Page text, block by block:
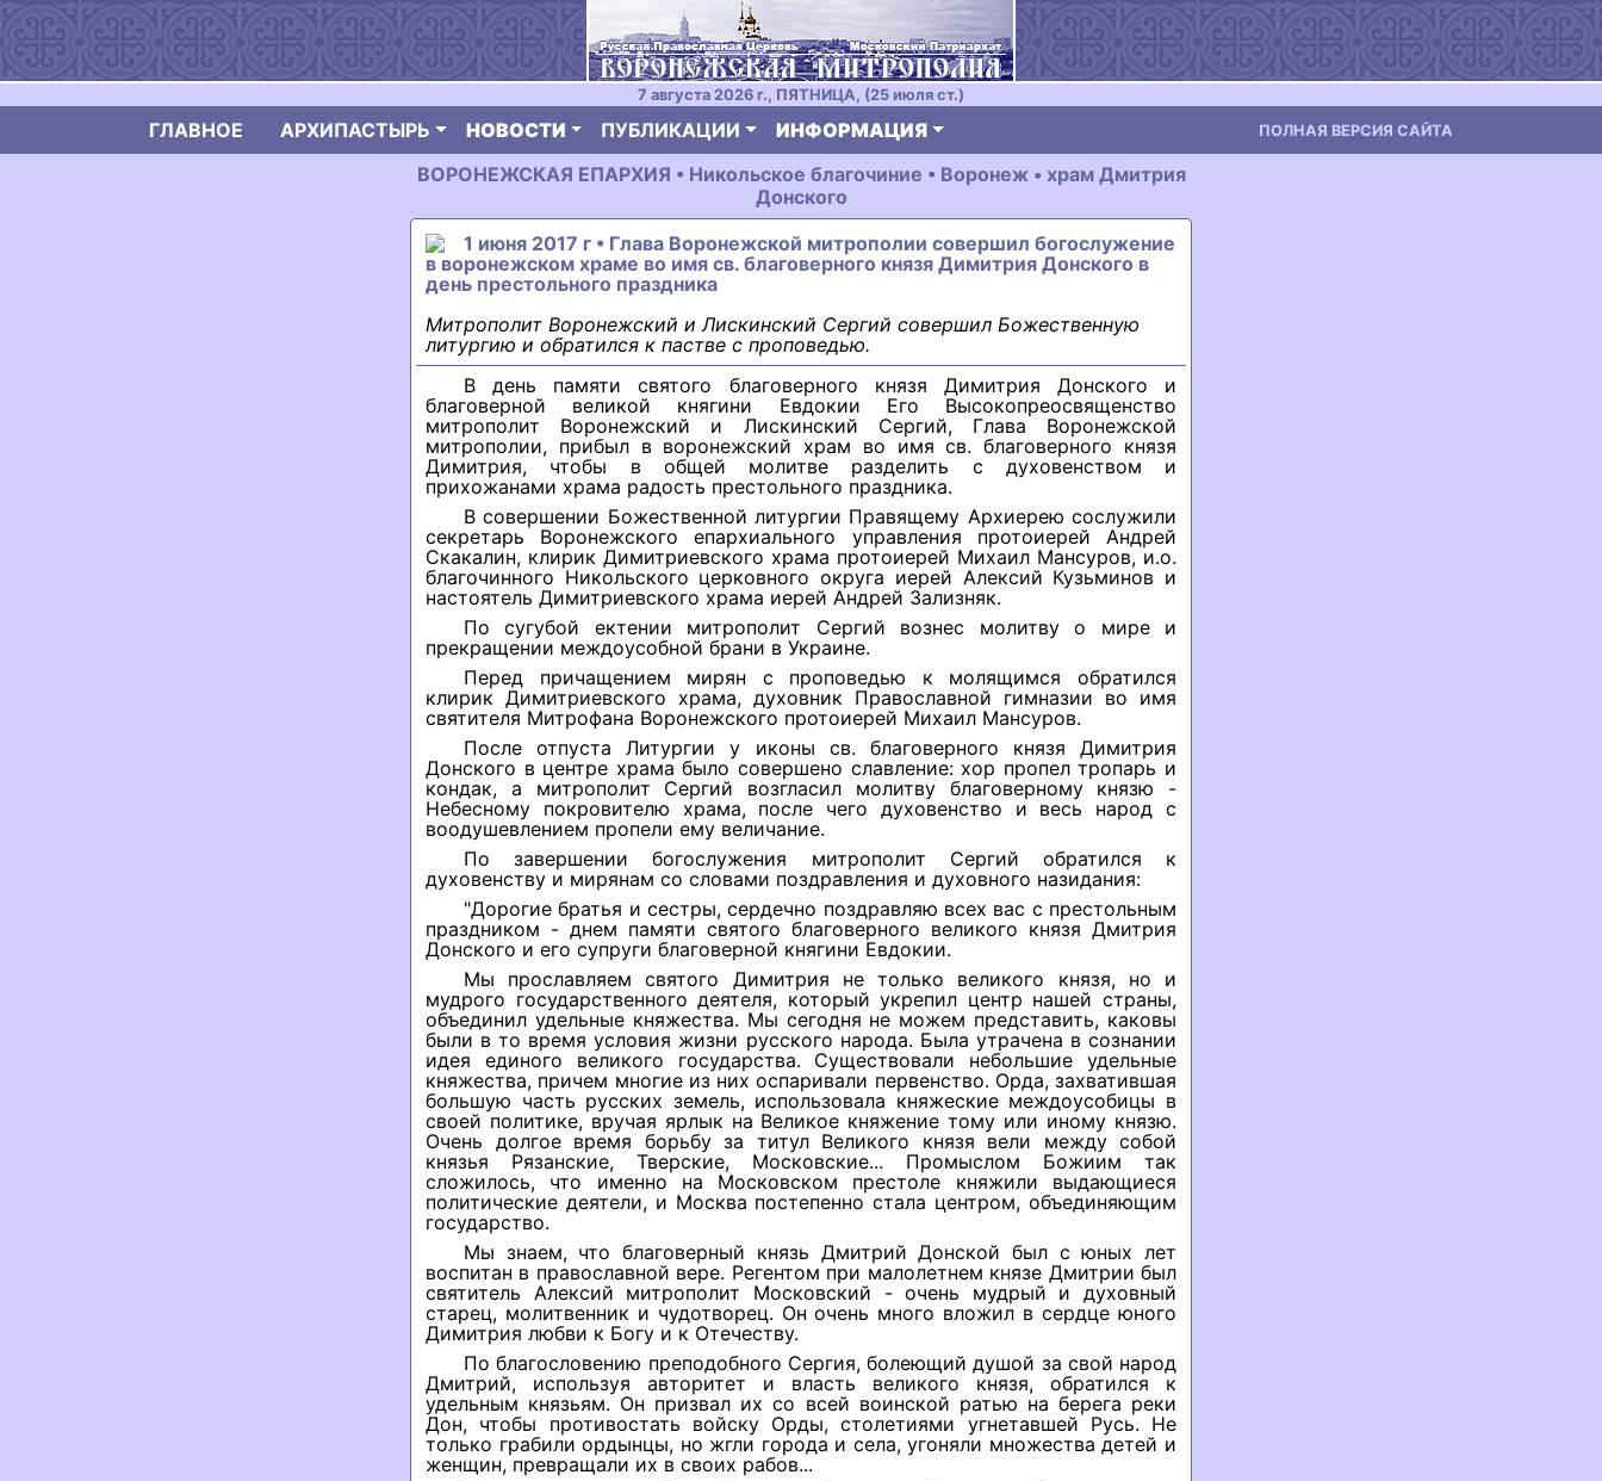
7 августа 2026 г., ПЯТНИЦА, (25 июля ст.)
ГЛАВНОЕ АРХИПАСТЫРЬ НОВОСТИ ПУБЛИКАЦИИ ИНФОРМАЦИЯ ПОЛНАЯ ВЕРСИЯ САЙТА
ВОРОНЕЖСКАЯ ЕПАРХИЯ • Никольское благочиние • Воронеж • храм Дмитрия
Донского
1 июня 2017 г • Глава Воронежской митрополии совершил богослужение
в воронежском храме во имя св. благоверного князя Димитрия Донского в
день престольного праздника
Митрополит Воронежский и Лискинский Сергий совершил Божественную
литургию и обратился к пастве с проповедью.
В день памяти святого благоверного князя Димитрия Донского и
благоверной великой княгини Евдокии Его Высокопреосвященство
митрополит Воронежский и Лискинский Сергий, Глава Воронежской
митрополии, прибыл в воронежский храм во имя св. благоверного князя
Димитрия, чтобы в общей молитве разделить с духовенством и
прихожанами храма радость престольного праздника.
В совершении Божественной литургии Правящему Архиерею сослужили
секретарь Воронежского епархиального управления протоиерей Андрей
Скакалин, клирик Димитриевского храма протоиерей Михаил Мансуров, и.о.
благочинного Никольского церковного округа иерей Алексий Кузьминов и
настоятель Димитриевского храма иерей Андрей Зализняк.
По сугубой ектении митрополит Сергий вознес молитву о мире и
прекращении междоусобной брани в Украине.
Перед причащением мирян с проповедью к молящимся обратился
клирик Димитриевского храма, духовник Православной гимназии во имя
святителя Митрофана Воронежского протоиерей Михаил Мансуров.
После отпуста Литургии у иконы св. благоверного князя Димитрия
Донского в центре храма было совершено славление: хор пропел тропарь и
кондак, а митрополит Сергий возгласил молитву благоверному князю -
Небесному покровителю храма, после чего духовенство и весь народ с
воодушевлением пропели ему величание.
По завершении богослужения митрополит Сергий обратился к
духовенству и мирянам со словами поздравления и духовного назидания:
"Дорогие братья и сестры, сердечно поздравляю всех вас с престольным
праздником - днем памяти святого благоверного великого князя Дмитрия
Донского и его супруги благоверной княгини Евдокии.
Мы прославляем святого Димитрия не только великого князя, но и
мудрого государственного деятеля, который укрепил центр нашей страны,
объединил удельные княжества. Мы сегодня не можем представить, каковы
были в то время условия жизни русского народа. Была утрачена в сознании
идея единого великого государства. Существовали небольшие удельные
княжества, причем многие из них оспаривали первенство. Орда, захватившая
большую часть русских земель, использовала княжеские междоусобицы в
своей политике, вручая ярлык на Великое княжение тому или иному князю.
Очень долгое время борьбу за титул Великого князя вели между собой
князья Рязанские, Тверские, Московские... Промыслом Божиим так
сложилось, что именно на Московском престоле княжили выдающиеся
политические деятели, и Москва постепенно стала центром, объединяющим
государство.
Мы знаем, что благоверный князь Дмитрий Донской был с юных лет
воспитан в православной вере. Регентом при малолетнем князе Дмитрии был
святитель Алексий митрополит Московский - очень мудрый и духовный
старец, молитвенник и чудотворец. Он очень много вложил в сердце юного
Димитрия любви к Богу и к Отечеству.
По благословению преподобного Сергия, болеющий душой за свой народ
Дмитрий, используя авторитет и власть великого князя, обратился к
удельным князьям. Он призвал их со всей воинской ратью на берега реки
Дон, чтобы противостать войску Орды, столетиями угнетавшей Русь. Не
только грабили ордынцы, но жгли города и села, угоняли множества детей и
женщин, превращали их в своих рабов...